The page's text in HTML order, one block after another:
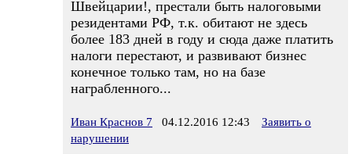
Швейцарии!, престали быть налоговыми
резидентами РФ, т.к. обитают не здесь
более 183 дней в году и сюда даже платить
налоги перестают, и развивают бизнес
конечное только там, но на базе
награбленного...
Иван Краснов 7 04.12.2016 12:43
Заявить о
нарушении